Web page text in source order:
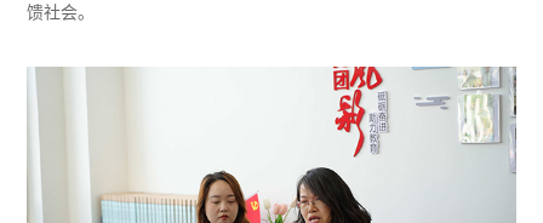
馈社会。